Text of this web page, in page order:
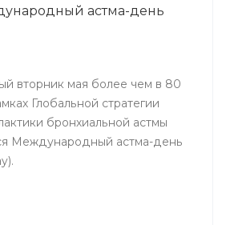
астма-день
вторник мая более чем в 80
Глобальной стратегии
бронхиальной астмы
Международный астма-день